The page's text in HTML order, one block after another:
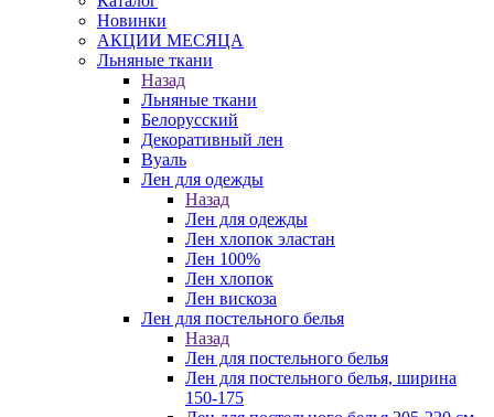
Новинки
АКЦИИ МЕСЯЦА
Льняные ткани
Назад
Льняные ткани
Белорусский
Декоративный лен
Вуаль
Лен для одежды
Назад
Лен для одежды
Лен хлопок эластан
Лен 100%
Лен хлопок
Лен вискоза
Лен для постельного белья
Назад
Лен для постельного белья
Лен для постельного белья, ширина
150-175